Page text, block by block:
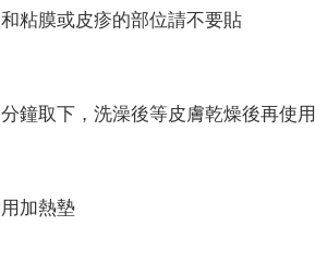
粘膜或皮疹的部位請不要貼
鐘取下，洗澡後等皮膚乾燥後再使用
加熱墊